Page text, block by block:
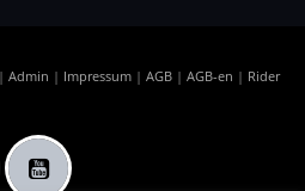
Admin | Impressum | AGB | AGB-en | Rider